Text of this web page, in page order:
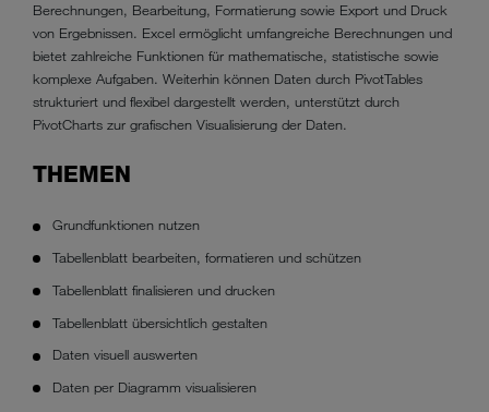
Berechnungen, Bearbeitung, Formatierung sowie Export und Druck
von Ergebnissen. Excel ermöglicht umfangreiche Berechnungen und
bietet zahlreiche Funktionen für mathematische, statistische sowie
komplexe Aufgaben. Weiterhin können Daten durch PivotTables
strukturiert und flexibel dargestellt werden, unterstützt durch
PivotCharts zur grafischen Visualisierung der Daten.
THEMEN
Grundfunktionen nutzen
Tabellenblatt bearbeiten, formatieren und schützen
Tabellenblatt finalisieren und drucken
Tabellenblatt übersichtlich gestalten
Daten visuell auswerten
Daten per Diagramm visualisieren